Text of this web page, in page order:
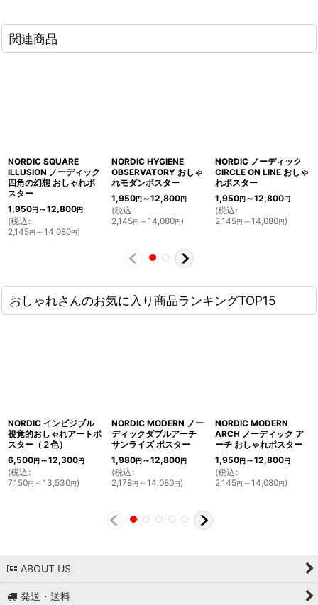
関連商品
NORDIC SQUARE
ILLUSION ノーディック
四角の幻想 おしゃれポ
スター
1,950円～12,800円
(税込 :
2,145円 ～14,080円)
NORDIC HYGIENE
OBSERVATORY おしゃ
れモダンポスター
1,950円～12,800円
(税込 :
2,145円 ～14,080円)
NORDIC ノーディック
CIRCLE ON LINE おしゃ
れポスター
1,950円～12,800円
(税込 :
2,145円 ～14,080円)
おしゃれさんのお気に入り商品ランキングTOP15
NORDIC インビジブル
視覚的おしゃれアートポ
スター（２色）
6,500円～12,300円
(税込 :
7,150円 ～13,530円)
NORDIC MODERN ノー
ディックダブルアーチ
サンライズ ポスター
1,980円～12,800円
(税込 :
2,178円 ～14,080円)
NORDIC MODERN
ARCH ノーディック ア
ーチ おしゃれポスター
1,950円～12,800円
(税込 :
2,145円 ～14,080円)
ABOUT US
発送・送料